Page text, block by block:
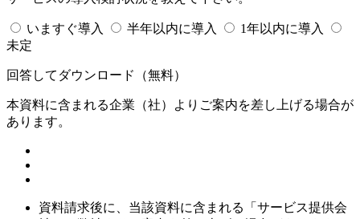
いますぐ導入 半年以内に導入
1年以内に導入
未定
回答してダウンロード （無料）
本資料に含まれる企業（社）よりご案内を差し上げる場合が
あります。
資料請求後に、当該資料に含まれる「サービス提供会